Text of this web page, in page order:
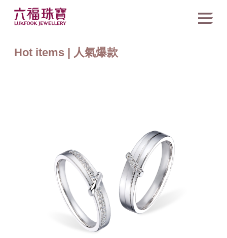
Hot items | 人氣爆款